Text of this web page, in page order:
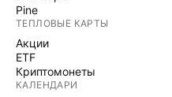
Pine
ТЕПЛОВЫЕ КАРТЫ
Акции
ETF
Криптомонеты
КАЛЕНДАРИ